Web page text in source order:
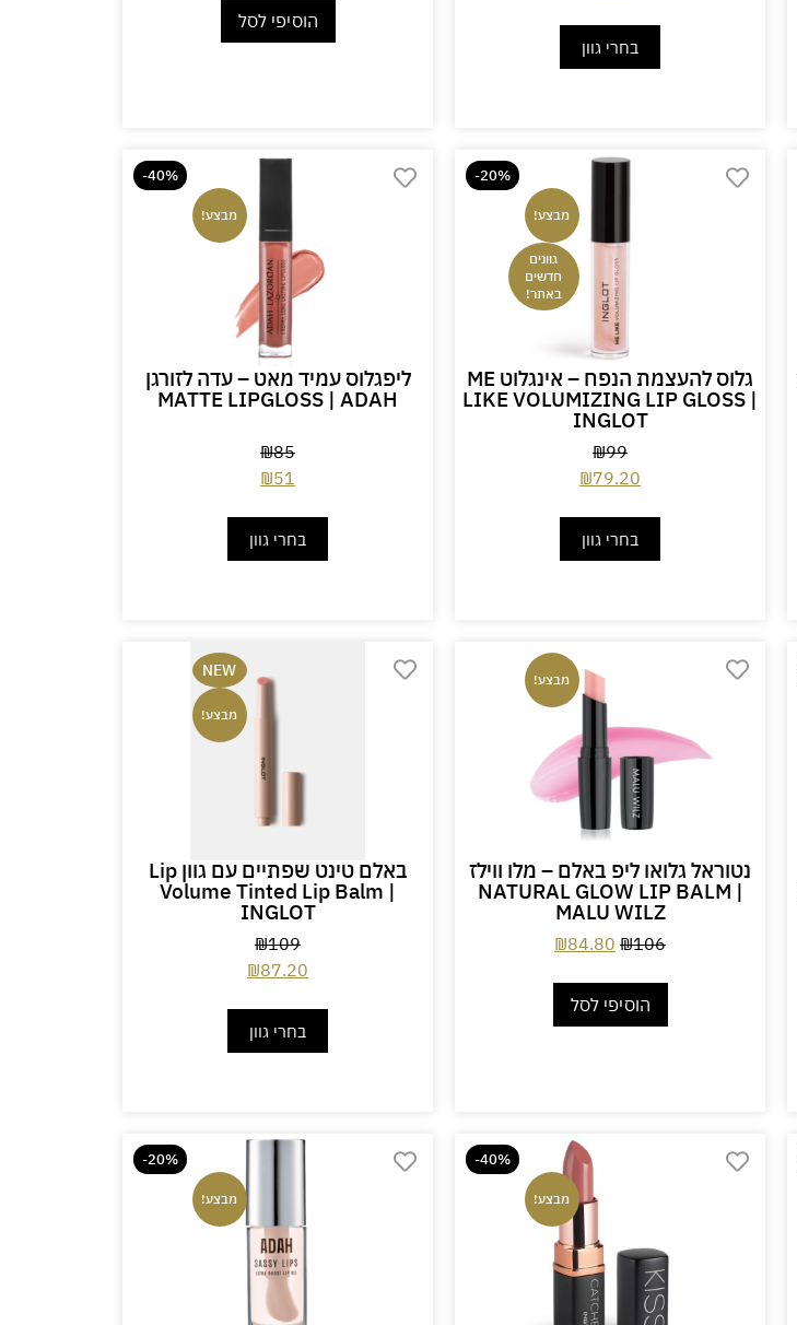
בחרי גוון
הוסיפי לסל
-20%
מבצע!
גוונים
חדשים
באתר!
גלוס להעצמת הנפח – אינגלוט ME
LIKE VOLUMIZING LIP GLOSS |
INGLOT
₪99
₪79.20
בחרי גוון
-40%
מבצע!
ליפגלוס עמיד מאט – עדה לזורגן
MATTE LIPGLOSS | ADAH
₪85
₪51
בחרי גוון
מבצע!
נטוראל גלואו ליפ באלם – מלו ווילז
NATURAL GLOW LIP BALM |
MALU WILZ
₪106
₪84.80
הוסיפי לסל
NEW
מבצע!
באלם טינט שפתיים עם גוון Lip
Volume Tinted Lip Balm |
INGLOT
₪109
₪87.20
בחרי גוון
-40%
מבצע!
-20%
מבצע!